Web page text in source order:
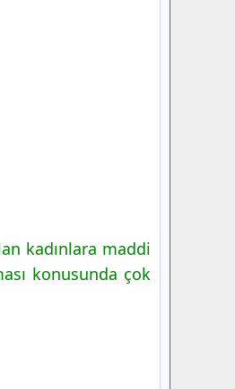
kadınlara maddi
konusunda çok